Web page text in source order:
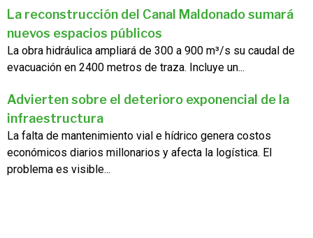
La reconstrucción del Canal Maldonado sumará
nuevos espacios públicos
La obra hidráulica ampliará de 300 a 900 m³/s su caudal de
evacuación en 2400 metros de traza. Incluye un...
Advierten sobre el deterioro exponencial de la
infraestructura
La falta de mantenimiento vial e hídrico genera costos
económicos diarios millonarios y afecta la logística. El
problema es visible...